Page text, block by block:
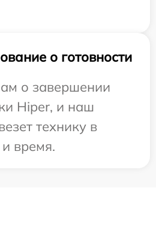
о готовности
о завершении
Hiper, и наш
технику в
время.